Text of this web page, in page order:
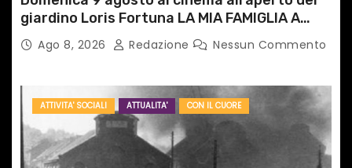
giardino Loris Fortuna LA MIA FAMIGLIA A
TAIPEIAgo 8, 2026 Redazione Nessun Commento
ATTIVITA' SOCIALI ATTUALITA' CON IL CUORE